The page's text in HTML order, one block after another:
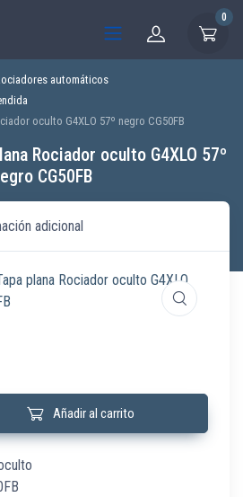
0
automáticos
oculto G4XLO 57º negro CG50FB
Rociador oculto G4XLO 57º
CG50FB
adicional
oculto G4XLO 57º negro CG50FB
Añadir al carrito